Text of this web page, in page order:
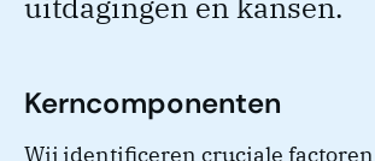
Kerncomponenten
Wij identificeren cruciale